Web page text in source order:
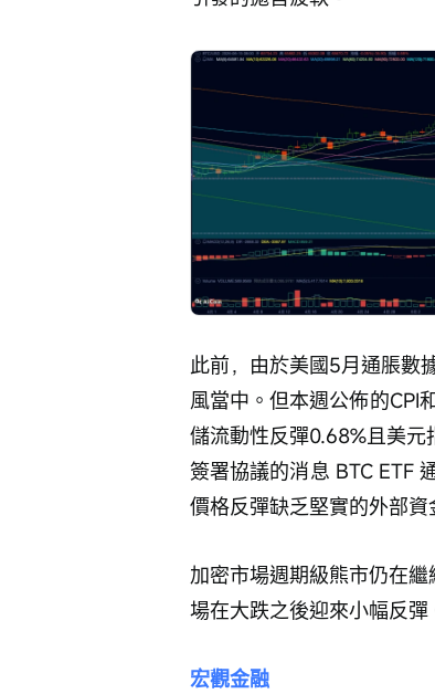
此前，由於美國5月通脹數
風當中。但本週公佈的CPI
儲流動性反彈0.68%且美
簽署協議的消息 BTC ETF
價格反彈缺乏堅實的外部資
加密市場週期級熊市仍在
場在大跌之後迎來小幅反彈
宏觀金融